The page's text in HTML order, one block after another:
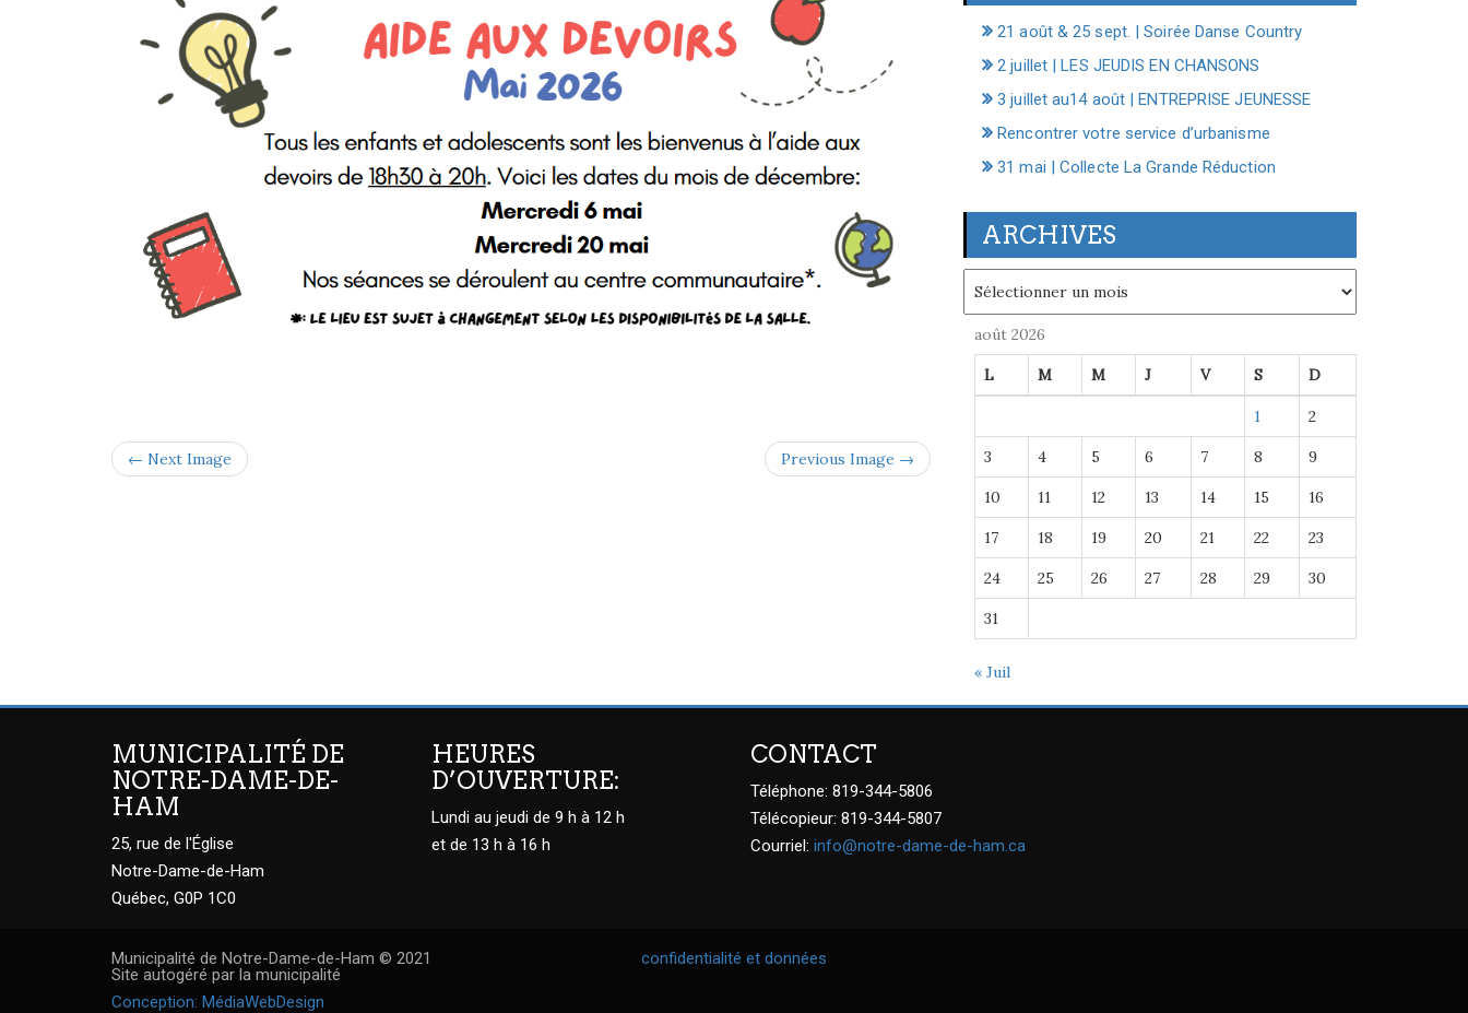
← Next Image Previous Image →
21 août & 25 sept. | Soirée Danse Country
2 juillet | LES JEUDIS EN CHANSONS
3 juillet au14 août | ENTREPRISE JEUNESSE
Rencontrer votre service d’urbanisme
31 mai | Collecte La Grande Réduction
ARCHIVES
août 2026
L M M J V S D
1 2
3 4 5 6 7 8 9
10 11 12 13 14 15 16
17 18 19 20 21 22 23
24 25 26 27 28 29 30
31
« Juil
MUNICIPALITÉ DE
NOTRE-DAME-DE-
HAM
25, rue de l'Église
Notre-Dame-de-Ham
Québec, G0P 1C0
HEURES
D’OUVERTURE:
Lundi au jeudi de 9 h à 12 h
et de 13 h à 16 h
CONTACT
Téléphone: 819-344-5806
Télécopieur: 819-344-5807
Courriel: info@notre-dame-de-ham.ca
Municipalité de Notre-Dame-de-Ham © 2021
Site autogéré par la municipalité
Conception: MédiaWebDesign
confidentialité et données